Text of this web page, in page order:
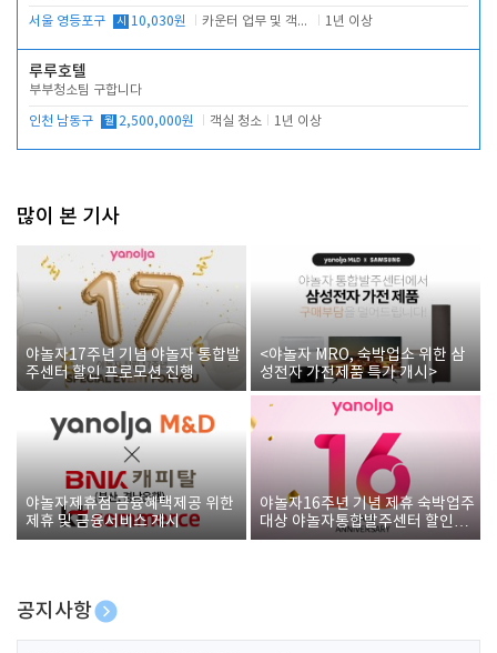
서울 영등포구 시 10,030원 카운터 업무 및 객실관리(청소상태 확인, 객실판매) 1년 이상
루루호텔
부부청소팀 구합니다
인천 남동구 월 2,500,000원 객실 청소 1년 이상
많이 본 기사
야놀자17주년 기념 야놀자 통합발
주센터 할인 프로모션 진행
<야놀자 MRO, 숙박업소 위한 삼
성전자 가전제품 특가 개시>
야놀자제휴점 금융혜택제공 위한
제휴 및 금융서비스 게시
야놀자16주년 기념 제휴 숙박업주
대상 야놀자통합발주센터 할인쿠
폰 증정
공지사항
[호텔업] 개인정보 처리방침 개정본1 (19.09.02)